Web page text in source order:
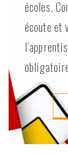
écoles,
écoute et